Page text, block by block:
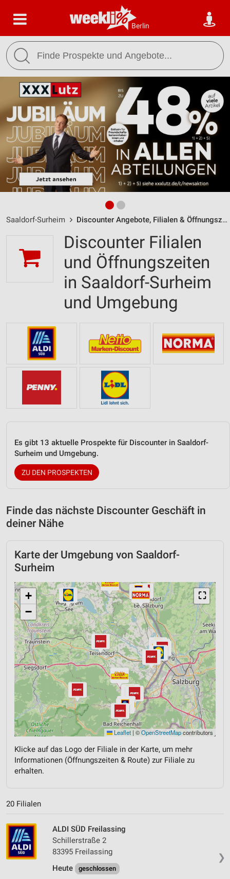
Berlin
Saaldorf-Surheim Discounter Angebote, Filialen & Öffnungszeiten
Discounter Filialen
und Öffnungszeiten
in Saaldorf-Surheim
und Umgebung
Es gibt 13 aktuelle Prospekte für Discounter in Saaldorf-
Surheim und Umgebung.
ZU DEN PROSPEKTEN
Finde das nächste Discounter Geschäft in
deiner Nähe
Karte der Umgebung von Saaldorf-
Surheim
⛶
+
−
Leaflet | ©OpenStreetMapcontributors
Klicke auf das Logo der Filiale in der Karte, um mehr
Informationen (Öffnungszeiten & Route) zur Filiale zu
erhalten.
20 Filialen
❯
ALDI SÜD Freilassing
Schillerstraße 2
83395 Freilassing
Heute
geschlossen